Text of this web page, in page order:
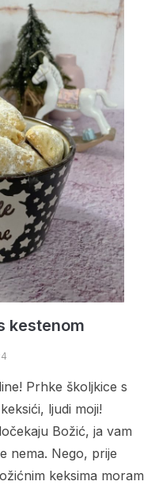
kestenom
Prhke školjkice s
ljudi moji!
Božić, ja vam
nema. Nego, prije
keksima moram